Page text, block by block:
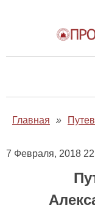
Главная »
7 Февраля, 2018